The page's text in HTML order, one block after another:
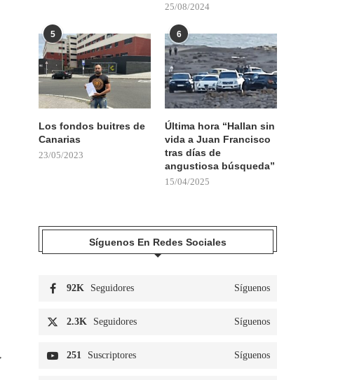
25/08/2024
5
Los fondos buitres de
Canarias
23/05/2023
6
Última hora “Hallan sin
vida a Juan Francisco
tras días de
angustiosa búsqueda”
15/04/2025
Síguenos En Redes Sociales
92K Seguidores Síguenos
2.3K Seguidores Síguenos
251 Suscriptores Síguenos